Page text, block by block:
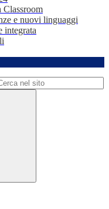
e nuovi linguaggi
integrata